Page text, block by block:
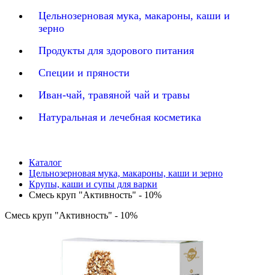
Цельнозерновая мука, макароны, каши и
зерно
Продукты для здорового питания
Специи и пряности
Иван-чай, травяной чай и травы
Натуральная и лечебная косметика
Каталог
Цельнозерновая мука, макароны, каши и зерно
Крупы, каши и супы для варки
Смесь круп "Активность" - 10%
Смесь круп "Активность" - 10%